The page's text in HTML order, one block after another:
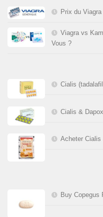
Prix du
Viagra vs
Vous ?
Cialis
Cialis &
Acheter Cialis
Buy Copegus